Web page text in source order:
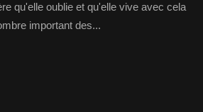
qu'elle oublie et qu'elle vive avec cela
important des...